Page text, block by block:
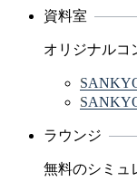
資料室
オリジナルコ
ラウンジ
無料のシミュ